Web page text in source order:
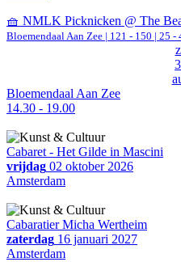
🧺 NMLK Picknicken @ The
Bloemendaal Aan Zee | 121 - 150 | 25 -
Bloemendaal Aan Zee
14.30 - 19.00
Cabaret - Het Gilde in Mascini
vrijdag 02 oktober 2026
Amsterdam
Cabaratier Micha Wertheim
zaterdag 16 januari 2027
Amsterdam